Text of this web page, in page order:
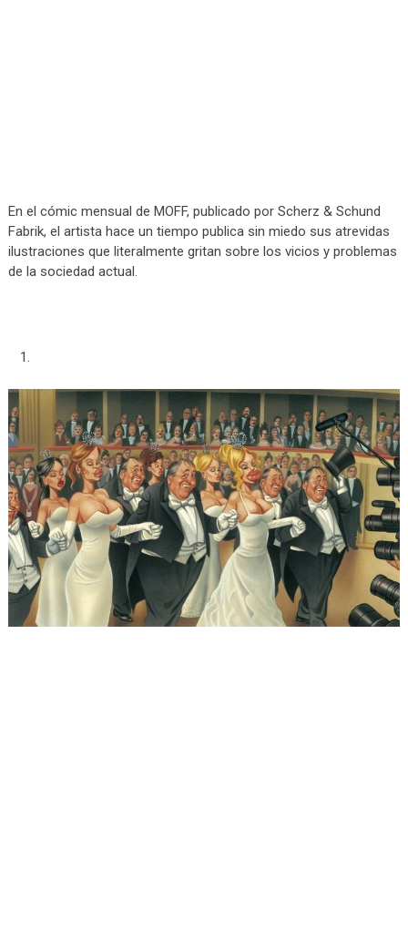
En el cómic mensual de MOFF, publicado por Scherz & Schund
Fabrik, el artista hace un tiempo publica sin miedo sus atrevidas
ilustraciones que literalmente gritan sobre los vicios y problemas
de la sociedad actual.